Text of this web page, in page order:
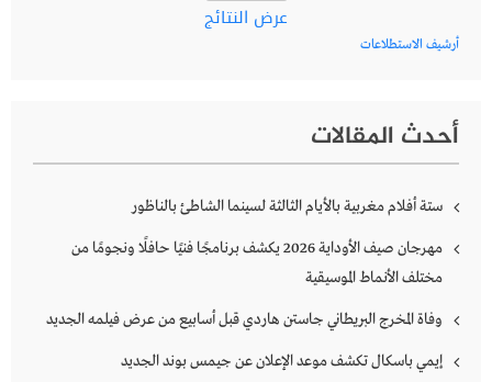
عرض النتائج
أرشيف الاستطلاعات
أحدث المقالات
ستة أفلام مغربية بالأيام الثالثة لسينما الشاطئ بالناظور
مهرجان صيف الأوداية 2026 يكشف برنامجًا فنيًا حافلًا ونجومًا من
مختلف الأنماط الموسيقية
وفاة المخرج البريطاني جاستن هاردي قبل أسابيع من عرض فيلمه الجديد
إيمي باسكال تكشف موعد الإعلان عن جيمس بوند الجديد